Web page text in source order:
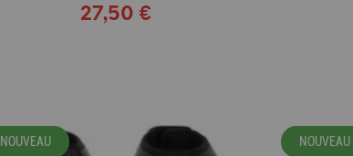
27,50 €
NOUVEAU NOUVEAU